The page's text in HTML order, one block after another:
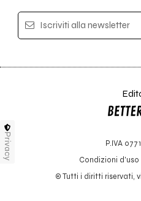
Iscriviti alla newsletter
P.IVA
Condizioni d'uso
© Tutti i diritti riservati,
Privacy